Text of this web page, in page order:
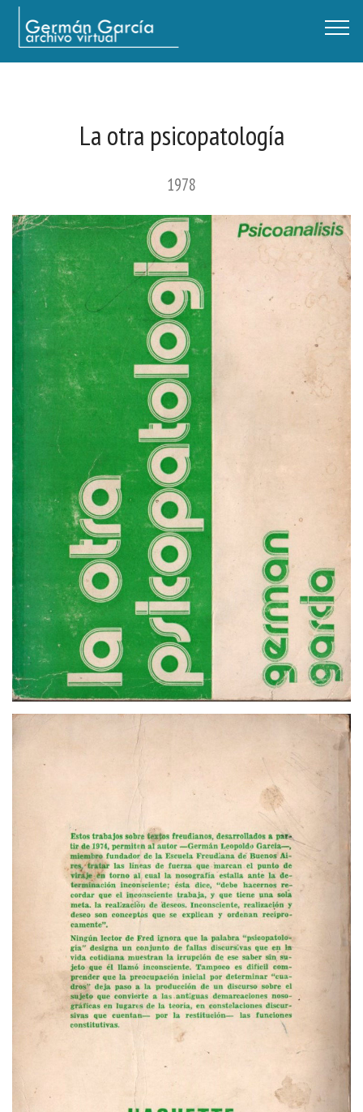
Germán García - Archivo Virtual / Centro Descartes, Buenos Aires
La otra psicopatología
1978